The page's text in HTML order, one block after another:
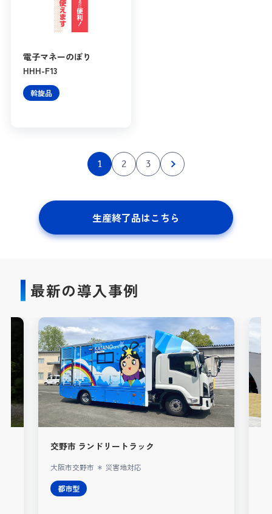
電子マネーのぼり
HHH-F13
斡旋品
1 2 3
生産終了品はこちら
最新の導入事例
交野市 ランドリートラック
大阪市交野市 ＊ 災害地対応
都市型